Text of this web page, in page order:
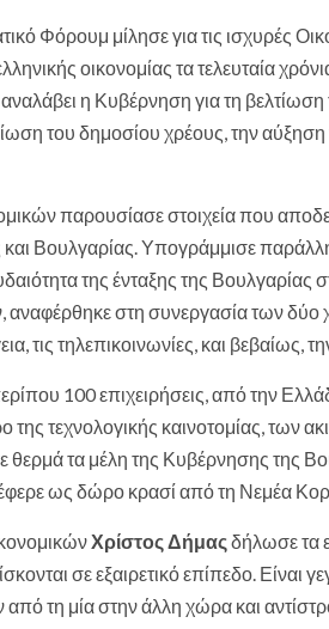
Φόρουμ μίλησε για τις ισχυρές
οικονομίας τα τελευταία
η Κυβέρνηση για τη
του δημοσίου χρέους, την
παρουσίασε στοιχεία που
και Βουλγαρίας. Υπογράμμισε
της ένταξης της
στη συνεργασία των δύο
τις τηλεπικοινωνίες, και βεβαίως,
100 επιχειρήσεις, από την
τεχνολογικής καινοτομίας, των
τα μέλη της Κυβέρνησης της
ως δώρο κρασί από τη Νεμέα
Χρίστος Δήμαςδήλωσε τα
σε εξαιρετικό επίπεδο.
από τη μία στην άλλη χώρα και